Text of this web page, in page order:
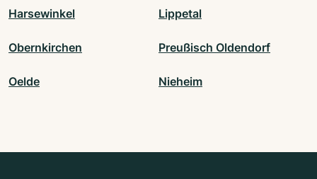
Harsewinkel Lippetal
Obernkirchen Preußisch Oldendorf
Oelde Nieheim